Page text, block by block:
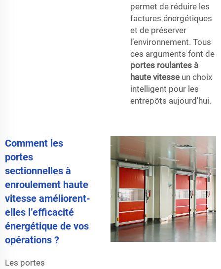
permet de réduire les
factures énergétiques
et de préserver
l’environnement. Tous
ces arguments font de
portes roulantes à
haute vitesse un choix
intelligent pour les
entrepôts aujourd'hui.
Comment les
portes
sectionnelles à
enroulement haute
vitesse améliorent-
elles l’efficacité
énergétique de vos
opérations ?
Les portes